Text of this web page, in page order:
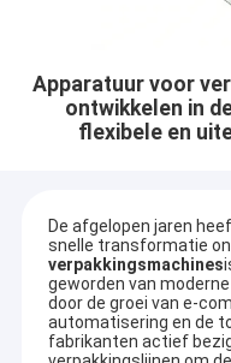
Apparatuur voor
ontwikkelen in
flexibele en
De afgelopen jaren
snelle transformatie
verpakkingsmachines
geworden van
door de groei van e-
automatisering en de
fabrikanten actief